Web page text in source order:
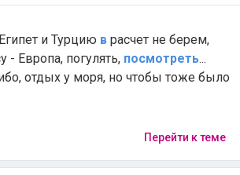
и Турцию в расчет не берем,
Европа, погулять, посмотреть...
отдых у моря, но чтобы тоже было
Перейти к теме